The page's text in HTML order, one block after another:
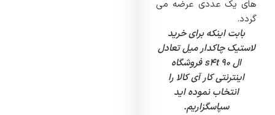
های یک عددی عرضه می
گردد.
بابت اینکه برای خرید
لاستیک چاکدار میل تعادل
ال 90 s4t فروشگاه
اینترنتی کار آی کالا را
انتخاب نموده اید
سپاسگزاریم.